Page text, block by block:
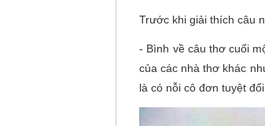
Trước khi giải thích câu
- Bình về câu thơ cuối
của các nhà thơ khác
là có nỗi cô đơn tuyệt